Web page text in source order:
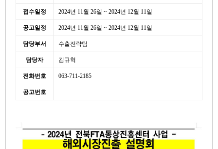
접수일정 2024년 11월 26일 ~ 2024년 12월 11일
공고일정 2024년 11월 26일 ~ 2024년 12월 11일
담당부서 수출전략팀
담당자 김규혁
전화번호 063-711-2185
공고번호